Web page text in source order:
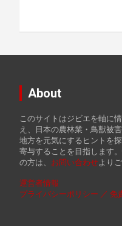
ナ
ビ
ゲ
ー
シ
ョ
ン
About
このサイトはジビエを軸に
え、日本の農林業・鳥獣被
地方を元気にするヒントを
寄与することを目指します
の方は、 お問い合わせより
運営者情報
プライバシーポリシー ／ 免